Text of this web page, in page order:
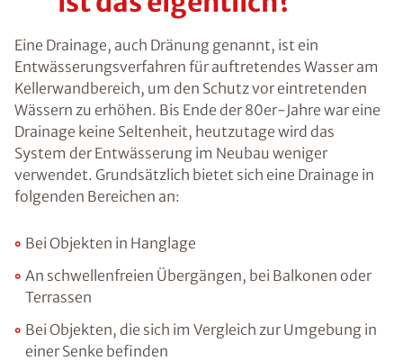
Eine Drainage, auch Dränung genannt, ist ein
Entwässerungsverfahren für auftretendes Wasser am
Kellerwandbereich, um den Schutz vor eintretenden
Wässern zu erhöhen. Bis Ende der 80er-Jahre war eine
Drainage keine Seltenheit, heutzutage wird das
System der Entwässerung im Neubau weniger
verwendet. Grundsätzlich bietet sich eine Drainage in
folgenden Bereichen an:
Bei Objekten in Hanglage
An schwellenfreien Übergängen, bei Balkonen oder
Terrassen
Bei Objekten, die sich im Vergleich zur Umgebung in
einer Senke befinden